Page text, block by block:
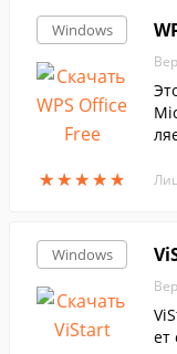
Windows
★★★★★
★★★★★
Windows
ет